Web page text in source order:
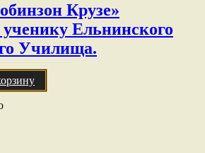
Крузе»
Ельнинского
Училища.